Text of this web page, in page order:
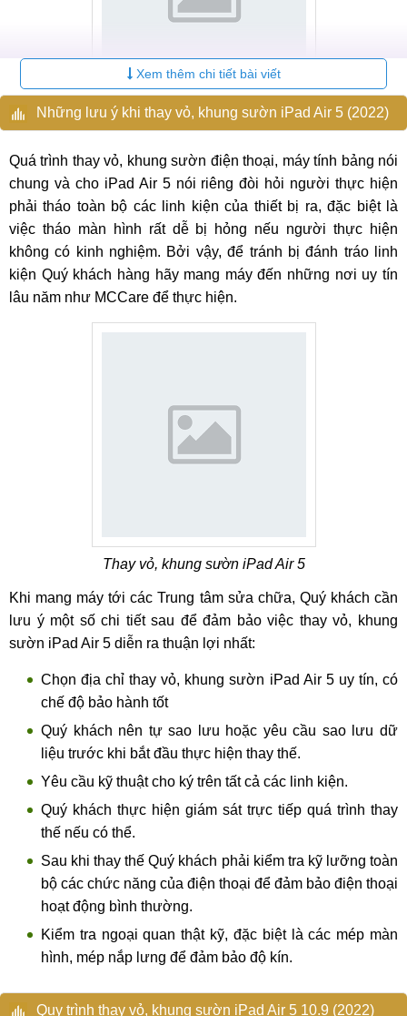
Thay vỏ, khung sườn iPad Air 5
Nguyên nhân khiến vỏ, khung sườn của iPad Air
5 bị hư hỏng
Chúng ta đã cùng nhau tìm hiểu về dấu hiệu nhận biết lớp
vỏ iPad Air 5 bị hỏng. Dưới đây là một số nguyên nhân phổ
biến nhất mà MobileCity tổng hợp được từ quá trình sửa
chữa các thiết bị iPad:
Vỏ và khung sườn máy bị biến dạng do chiếc máy tính
nhiệt cao, khiến bề mặt vỏ máy bị biến dạng, tróc sơn.
Máy cọ xát với các vật cứng như chìa khóa, bấm móng
tay khi để chúng cùng với máy tính bảng.
Máy được sử dụng lâu ngày bị xuống cấp làm mất đi
vẻ đẹp ban đầu của nó.
Thay vỏ, khung sườn iPad Air 5
Qua những nguyên nhân trên, chúng ta đều đã biết được đa
phần các nguồn gốc của viêc hư hại bộ vỏ cho iPad Air 5
chủ yếu là nguyên nhân chủ quan của người dùng. Chính vì
thế, bạn hãy chú ý đến quá trình sử dụng máy nhiều hơn để
hạn chế tối đa các lỗi hư hại của chiếc máy tính bảng quý
giá của mình.
Xem thêm chi tiết bài viết
Những lưu ý khi thay vỏ, khung sườn iPad Air 5 (2022)
Quá trình thay vỏ, khung sườn điện thoại, máy tính bảng nói
chung và cho iPad Air 5 nói riêng đòi hỏi người thực hiện
phải tháo toàn bộ các linh kiện của thiết bị ra, đặc biệt là
việc tháo màn hình rất dễ bị hỏng nếu người thực hiện
không có kinh nghiệm. Bởi vậy, để tránh bị đánh tráo linh
kiện Quý khách hàng hãy mang máy đến những nơi uy tín
lâu năm như MCCare để thực hiện.
Thay vỏ, khung sườn iPad Air 5
Khi mang máy tới các Trung tâm sửa chữa, Quý khách cần
lưu ý một số chi tiết sau để đảm bảo việc thay vỏ, khung
sườn iPad Air 5 diễn ra thuận lợi nhất:
Chọn địa chỉ thay vỏ, khung sườn iPad Air 5 uy tín, có
chế độ bảo hành tốt
Quý khách nên tự sao lưu hoặc yêu cầu sao lưu dữ
liệu trước khi bắt đầu thực hiện thay thế.
Yêu cầu kỹ thuật cho ký trên tất cả các linh kiện.
Quý khách thực hiện giám sát trực tiếp quá trình thay
thế nếu có thể.
Sau khi thay thế Quý khách phải kiểm tra kỹ lưỡng toàn
bộ các chức năng của điện thoại để đảm bảo điện thoại
hoạt động bình thường.
Kiểm tra ngoại quan thật kỹ, đặc biệt là các mép màn
hình, mép nắp lưng để đảm bảo độ kín.
Quy trình thay vỏ, khung sườn iPad Air 5 10.9 (2022)